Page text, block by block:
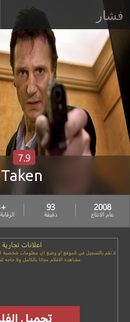
فشار
Taken
7.9
2008
عام الانتاج
93
دقيقة
+13
اعلانات تجارية
لا تقم بالتسجيل في الموقع او وضع اي معلومات شخصية
مشاهده الافلام مجانا بالكامل ولا